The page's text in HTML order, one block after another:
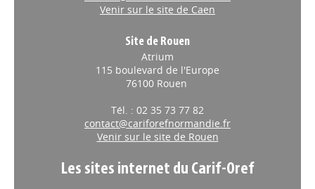
contact@cariforefnormandie.fr
Venir sur le site de Caen
Site de Rouen
Atrium
115 boulevard de l'Europe
76100 Rouen
Tél. : 02 35 73 77 82
contact@cariforefnormandie.fr
Venir sur le site de Rouen
Les sites internet du Carif-Oref